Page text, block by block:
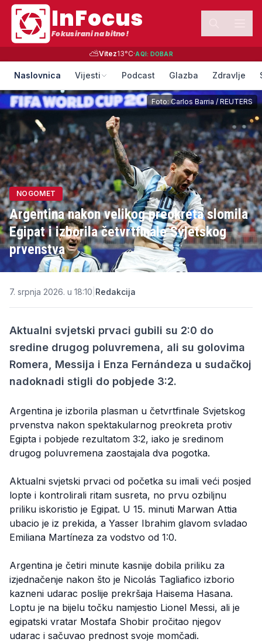
InFocus
Fokusirani na bitno!
⛅Vitez13°C·AQI: DOBAR
Naslovnica Vijesti Podcast Glazba Zdravlje
NOGOMET
Argentina nakon velikog preokreta slomila
Egipat i izborila četvrtfinale Svjetskog
prvenstva
Foto:Carlos Barria / REUTERS
7. srpnja 2026. u 18:10 Redakcija
Aktualni svjetski prvaci gubili su 2:0 do
sredine drugog poluvremena, ali su golovima
Romera, Messija i Enza Fernándeza u sudačkoj
nadoknadi stigli do pobjede 3:2.
Argentina je izborila plasman u četvrtfinale Svjetskog
prvenstva nakon spektakularnog preokreta protiv
Egipta i pobjede rezultatom 3:2, iako je sredinom
drugog poluvremena zaostajala dva pogotka.
Aktualni svjetski prvaci od početka su imali veći posjed
lopte i kontrolirali ritam susreta, no prvu ozbiljnu
priliku iskoristio je Egipat. U 15. minuti Marwan Attia
ubacio je iz prekida, a Yasser Ibrahim glavom svladao
Emiliana Martíneza za vodstvo od 1:0.
Argentina je četiri minute kasnije dobila priliku za
izjednačenje nakon što je Nicolás Tagliafico izborio
kazneni udarac poslije prekršaja Haisema Hasana.
Loptu je na bijelu točku namjestio Lionel Messi, ali je
egipatski vratar Mostafa Shobir pročitao njegov
udarac i sačuvao prednost svoje momčadi.